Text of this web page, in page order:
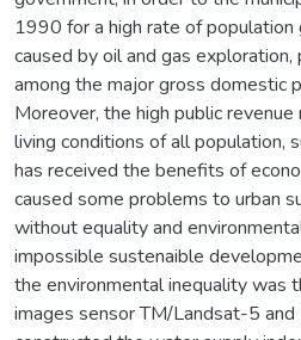
1990 for a high rate of population
caused by oil and gas
among the major gross domestic
Moreover, the high public
living conditions of all population,
has received the benefits of
caused some problems to urban
without equality and
impossible sustenaible
the environmental inequality was
images sensor TM/Landsat-5